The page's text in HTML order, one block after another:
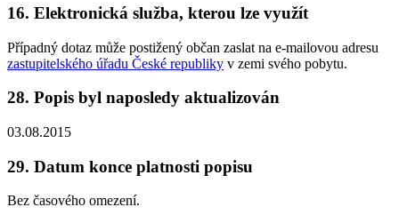
16. Elektronická služba, kterou lze využít
Případný dotaz může postižený občan zaslat na e-mailovou adresu
zastupitelského úřadu České republiky v zemi svého pobytu.
28. Popis byl naposledy aktualizován
03.08.2015
29. Datum konce platnosti popisu
Bez časového omezení.